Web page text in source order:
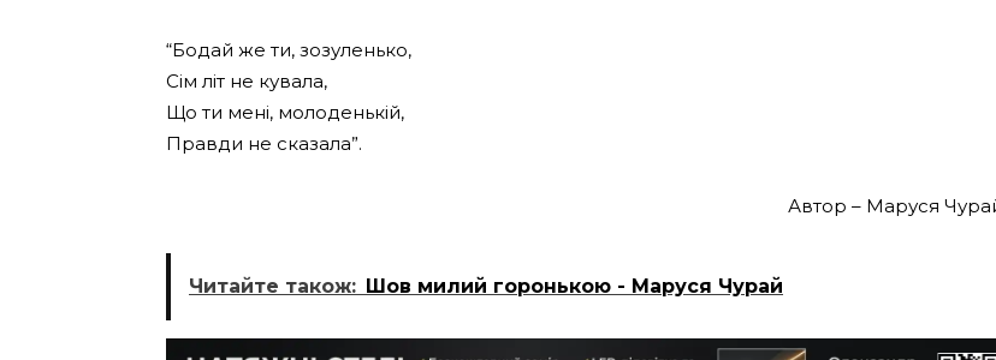
“Бодай же ти, зозуленько,
Сім літ не кувала,
Що ти мені, молоденькій,
Правди не сказала”.
Автор – Маруся
Читайте також: Шов милий горонькою - Маруся Чурай